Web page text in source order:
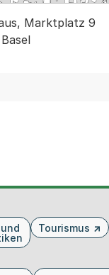
Marktplatz 9
Tourismus